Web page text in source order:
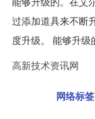
过添加道具来不断
度升级。 能够升级
高新技术资讯网
网络标签